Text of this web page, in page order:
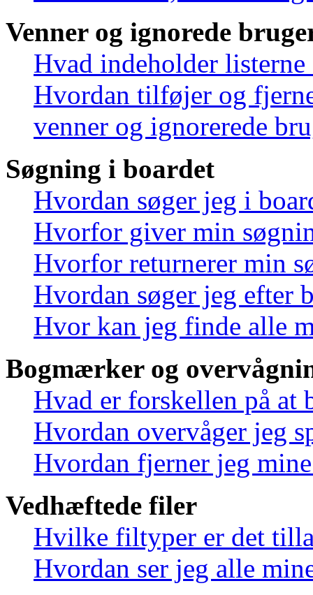
Venner og ignorede
Hvad indeholder
Hvordan tilføjer og
venner og ignorerede
Søgning i boardet
Hvordan søger jeg i
Hvorfor giver min
Hvorfor returnerer min
Hvordan søger jeg efter
Hvor kan jeg finde alle
Bogmærker og
Hvad er forskellen på at
Hvordan overvåger jeg
Hvordan fjerner jeg
Vedhæftede filer
Hvilke filtyper er det
Hvordan ser jeg alle